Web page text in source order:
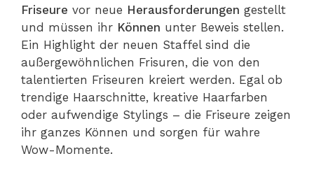
Friseure vor neue Herausforderungen gestellt
und müssen ihr Können unter Beweis stellen.
Ein Highlight der neuen Staffel sind die
außergewöhnlichen Frisuren, die von den
talentierten Friseuren kreiert werden. Egal ob
trendige Haarschnitte, kreative Haarfarben
oder aufwendige Stylings – die Friseure zeigen
ihr ganzes Können und sorgen für wahre
Wow-Momente.